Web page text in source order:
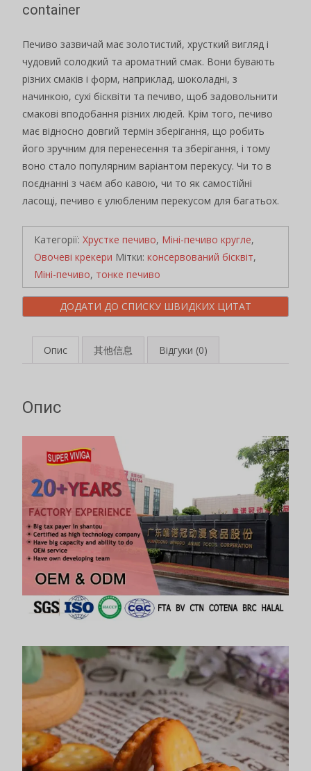
container
Печиво зазвичай має золотистий, хрусткий вигляд і
чудовий солодкий та ароматний смак. Вони бувають
різних смаків і форм, наприклад, шоколадні, з
начинкою, сухі бісквіти та печиво, щоб задовольнити
смакові вподобання різних людей. Крім того, печиво
має відносно довгий термін зберігання, що робить
його зручним для перенесення та зберігання, і тому
воно стало популярним варіантом перекусу. Чи то в
поєднанні з чаєм або кавою, чи то як самостійні
ласощі, печиво є улюбленим перекусом для багатьох.
Категорії: Хрустке печиво, Міні-печиво кругле,
Овочеві крекери Мітки: консервований бісквіт,
Міні-печиво, тонке печиво
ДОДАТИ ДО СПИСКУ ШВИДКИХ ЦИТАТ
Опис 其他信息 Відгуки (0)
Опис